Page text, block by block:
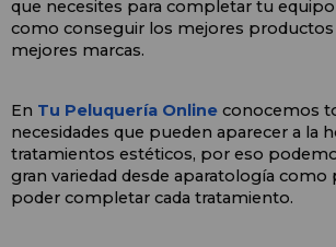
que necesites para completar tu
como conseguir los mejores productos
mejores marcas.
En Tu Peluquería Online conocemos
necesidades que pueden aparecer a la
tratamientos estéticos, por eso
gran variedad desde aparatología como
poder completar cada tratamiento.